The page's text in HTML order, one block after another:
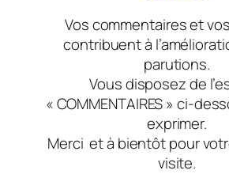
Vos commentaires et
contribuent à
parutions.
Vous disposez de
« COMMENTAIRES » ci-
exprimer.
Merci et à bientôtpour
visite.